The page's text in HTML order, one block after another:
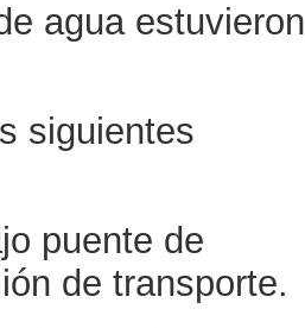
agua estuvieron
siguientes
puente de
de transporte.